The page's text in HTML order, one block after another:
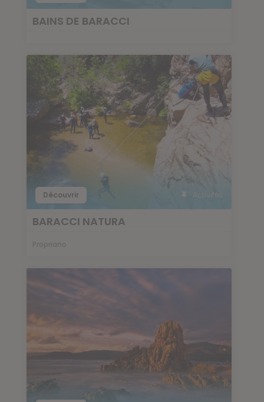
BAINS DE BARACCI
Activités
Découvrir
BARACCI NATURA